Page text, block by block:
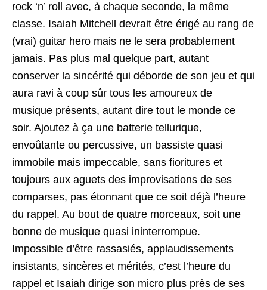
rock ‘n’ roll avec, à chaque seconde, la même
classe. Isaiah Mitchell devrait être érigé au rang de
(vrai) guitar hero mais ne le sera probablement
jamais. Pas plus mal quelque part, autant
conserver la sincérité qui déborde de son jeu et qui
aura ravi à coup sûr tous les amoureux de
musique présents, autant dire tout le monde ce
soir. Ajoutez à ça une batterie tellurique,
envoûtante ou percussive, un bassiste quasi
immobile mais impeccable, sans fioritures et
toujours aux aguets des improvisations de ses
comparses, pas étonnant que ce soit déjà l’heure
du rappel. Au bout de quatre morceaux, soit une
bonne de musique quasi ininterrompue.
Impossible d’être rassasiés, applaudissements
insistants, sincères et mérités, c’est l’heure du
rappel et Isaiah dirige son micro plus près de ses